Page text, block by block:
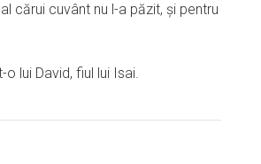
cărui cuvânt nu l-a păzit, şi pentru
lui David, fiul lui Isai.